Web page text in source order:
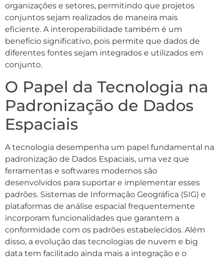
organizações e setores, permitindo que projetos
conjuntos sejam realizados de maneira mais
eficiente. A interoperabilidade também é um
benefício significativo, pois permite que dados de
diferentes fontes sejam integrados e utilizados em
conjunto.
O Papel da Tecnologia na
Padronização de Dados
Espaciais
A tecnologia desempenha um papel fundamental na
padronização de Dados Espaciais, uma vez que
ferramentas e softwares modernos são
desenvolvidos para suportar e implementar esses
padrões. Sistemas de Informação Geográfica (SIG) e
plataformas de análise espacial frequentemente
incorporam funcionalidades que garantem a
conformidade com os padrões estabelecidos. Além
disso, a evolução das tecnologias de nuvem e big
data tem facilitado ainda mais a integração e o